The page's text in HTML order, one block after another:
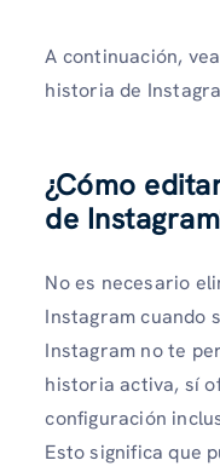
A continuación,
historia de
¿Cómo
de
No es necesario
Instagram cuando
Instagram no te
historia activa, sí
configuración
Esto significa que